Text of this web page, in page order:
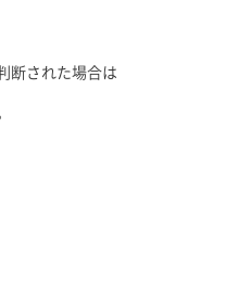
断された場合は